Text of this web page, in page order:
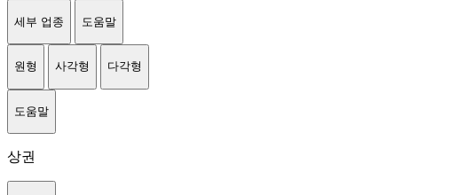
세부 업종 도움말
원형 사각형 다각형
도움말
상권